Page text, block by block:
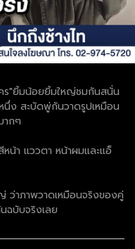
ร"ยิ้มน้อยยิ้มใหญ่ชมกันสนั่น
นึ่ง สะบัดพู่กันวาดรูปเหมือน
ากๆ
หน้า แววตา หน้าผมและแอ็
ว่าภาพวาดเหมือนจริงของคู่
ฉบับจริงเลย